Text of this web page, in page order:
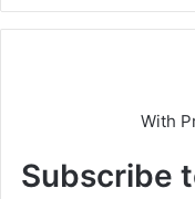
With
Subscribe